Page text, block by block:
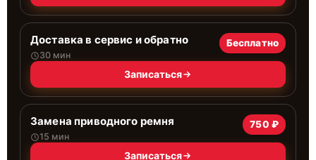
Доставка в сервис и обратно
30 мин
Бесплатно
Записаться
Замена приводного ремня
15 мин
750 ₽
Записаться